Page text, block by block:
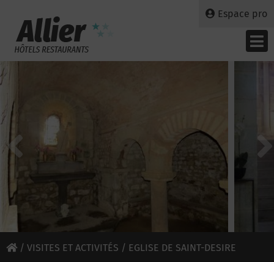
Espace pro
/ VISITES ET ACTIVITÉS / EGLISE DE SAINT-DESIRE